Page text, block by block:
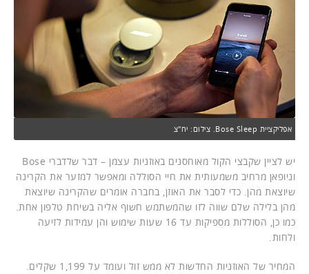
אפליקציית Bose Sleep. צילום: יח"צ
יש לציין שקבצי הקול מאוחסנים באוזניות עצמן – דבר שלדברי Bose
וניופאן מרחיב משמעותית את חיי הסוללה ומאפשר למזער את הקרינה
שיוצאת מהן. כדי לסבר את האוזן, בחברה אומרים שהקרינה שיוצאת
מהן בלילה שלם שווה לזו שהמשתמש חשוף אליה בשיחת טלפון אחת.
כמו כן, הסוללות מספיקות עד 16 שעות שימוש והן עמידות לזיעה
ולחות.
המחיר של האוזניות החדשות לא ממש זול ועומד על 1,199 שקלים.